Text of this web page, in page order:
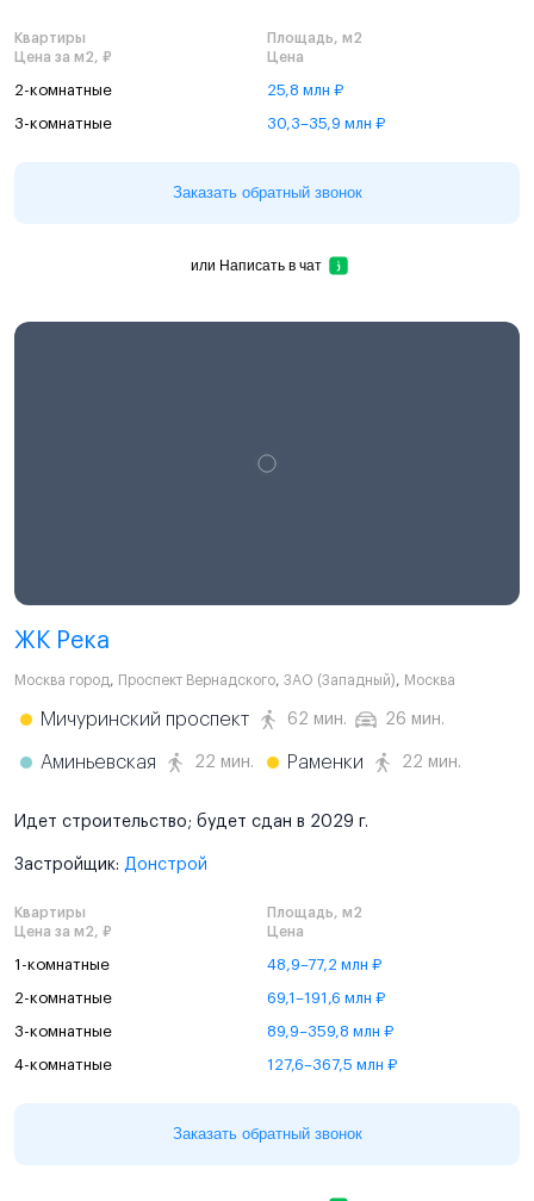
Квартиры
Площадь, м2
Цена за м2, ₽
Цена
2-комнатные 25,8 млн ₽
3-комнатные 30,3–35,9 млн ₽
Заказать обратный звонок
или Написать в чат
ЖК Река
Москва город, Проспект Вернадского, ЗАО (Западный), Москва
Мичуринский проспект 62 мин. 26 мин.
Аминьевская 22 мин. Раменки 22 мин.
Идет строительство; будет сдан в 2029 г.
Застройщик: Донстрой
Квартиры
Площадь, м2
Цена за м2, ₽
Цена
1-комнатные 48,9–77,2 млн ₽
2-комнатные 69,1–191,6 млн ₽
3-комнатные 89,9–359,8 млн ₽
4-комнатные 127,6–367,5 млн ₽
Заказать обратный звонок